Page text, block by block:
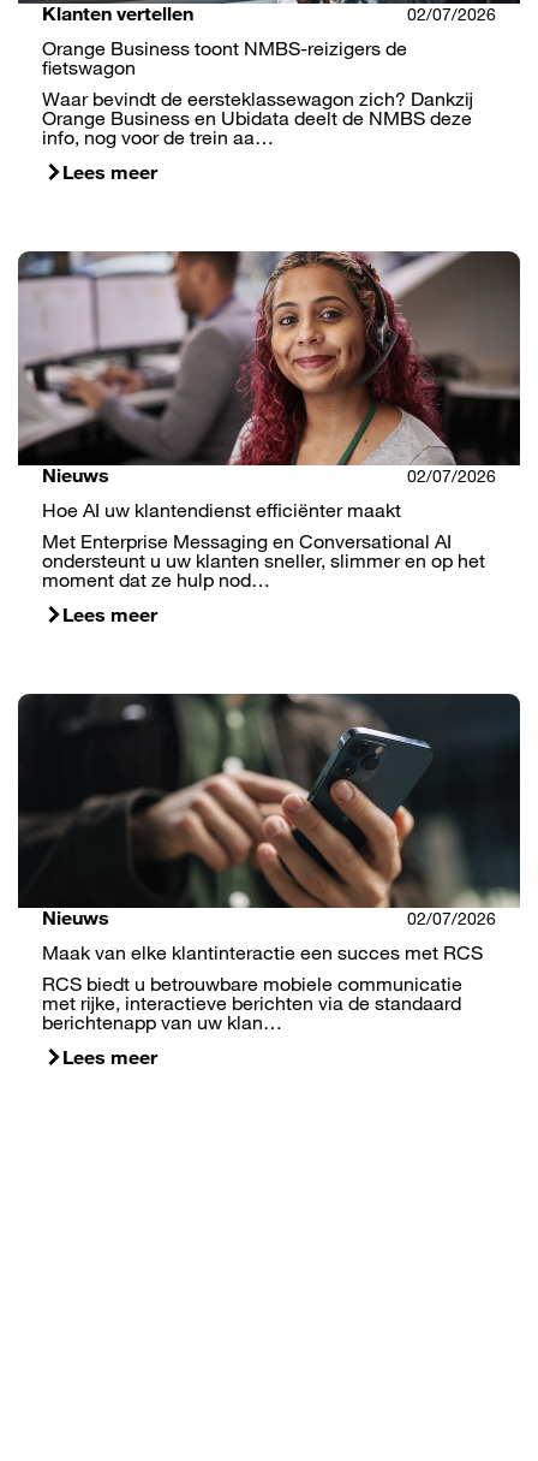
Klanten vertellen 02/07/2026
Orange Business toont NMBS-reizigers de
fietswagon
Waar bevindt de eersteklassewagon zich? Dankzij
Orange Business en Ubidata deelt de NMBS deze
info, nog voor de trein aa…
Lees meer
Nieuws 02/07/2026
Hoe AI uw klantendienst efficiënter maakt
Met Enterprise Messaging en Conversational AI
ondersteunt u uw klanten sneller, slimmer en op het
moment dat ze hulp nod…
Lees meer
Nieuws 02/07/2026
Maak van elke klantinteractie een succes met RCS
RCS biedt u betrouwbare mobiele communicatie
met rijke, interactieve berichten via de standaard
berichtenapp van uw klan…
Lees meer